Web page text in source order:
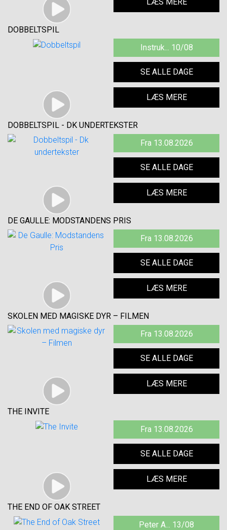
DOBBELTSPIL
Instruk... 10/08
SE ALLE DAGE
LÆS MERE
DOBBELTSPIL - DK UNDERTEKSTER
Fra 13.08.2026
SE ALLE DAGE
LÆS MERE
DE GAULLE: MODSTANDENS PRIS
Fra 13.08.2026
SE ALLE DAGE
LÆS MERE
SKOLEN MED MAGISKE DYR – FILMEN
Fra 13.08.2026
SE ALLE DAGE
LÆS MERE
THE INVITE
Fra 13.08.2026
SE ALLE DAGE
LÆS MERE
THE END OF OAK STREET
Peter A... 13/08